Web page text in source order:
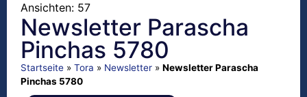
Ansichten: 57
Newsletter Parascha
Pinchas 5780
Startseite » Tora » Newsletter » Newsletter Parascha
Pinchas 5780